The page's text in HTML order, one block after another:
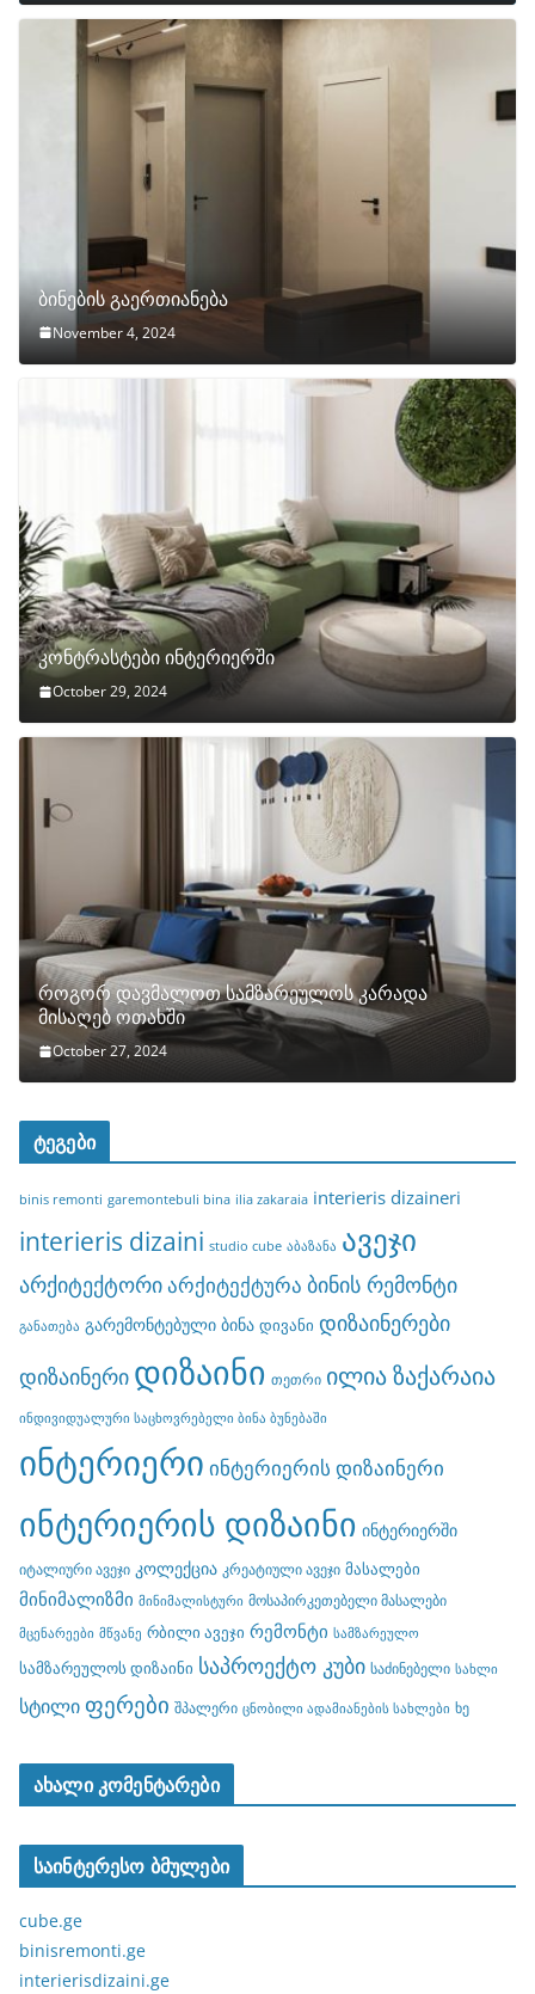
ბინების გაერთიანება
November 4, 2024
კონტრასტები ინტერიერში
October 29, 2024
როგორ დავმალოთ სამზარეულოს კარადა
მისაღებ ოთახში
October 27, 2024
ტეგები
binis remonti garemontebuli bina ilia zakaraia interieris dizaineri
interieris dizaini studio cube აბაზანა ავეჯი
არქიტექტორიარქიტექტურა ბინის რემონტი
განათება გარემონტებული ბინა დივანი დიზაინერები
დიზაინერი დიზაინი თეთრი ილია ზაქარაია
ინდივიდუალური საცხოვრებელი ბინა ბუნებაში
ინტერიერი ინტერიერის დიზაინერი
ინტერიერის დიზაინი ინტერიერში
იტალიური ავეჯი კოლექცია კრეატიული ავეჯი მასალები
მინიმალიზმი მინიმალისტური მოსაპირკეთებელი მასალები
მცენარეები მწვანე რბილი ავეჯი რემონტი სამზარეულო
სამზარეულოს დიზაინი საპროექტო კუბი საძინებელი სახლი
სტილი ფერები შპალერი ცნობილი ადამიანების სახლები ხე
ახალი კომენტარები
საინტერესო ბმულები
cube.ge
binisremonti.ge
interierisdizaini.ge